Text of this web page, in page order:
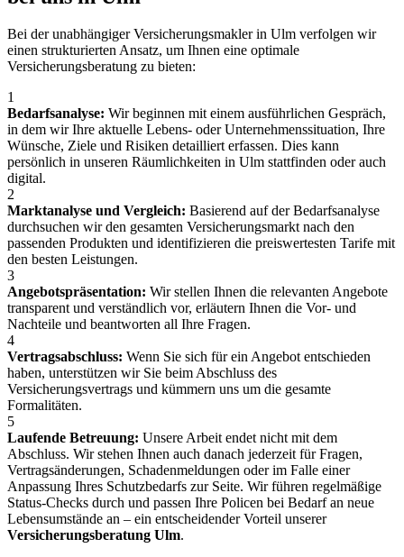
Bei der unabhängiger Versicherungsmakler in Ulm verfolgen wir
einen strukturierten Ansatz, um Ihnen eine optimale
Versicherungsberatung zu bieten:
1
Bedarfsanalyse: Wir beginnen mit einem ausführlichen Gespräch,
in dem wir Ihre aktuelle Lebens- oder Unternehmenssituation, Ihre
Wünsche, Ziele und Risiken detailliert erfassen. Dies kann
persönlich in unseren Räumlichkeiten in Ulm stattfinden oder auch
digital.
2
Marktanalyse und Vergleich: Basierend auf der Bedarfsanalyse
durchsuchen wir den gesamten Versicherungsmarkt nach den
passenden Produkten und identifizieren die preiswertesten Tarife mit
den besten Leistungen.
3
Angebotspräsentation: Wir stellen Ihnen die relevanten Angebote
transparent und verständlich vor, erläutern Ihnen die Vor- und
Nachteile und beantworten all Ihre Fragen.
4
Vertragsabschluss: Wenn Sie sich für ein Angebot entschieden
haben, unterstützen wir Sie beim Abschluss des
Versicherungsvertrags und kümmern uns um die gesamte
Formalitäten.
5
Laufende Betreuung: Unsere Arbeit endet nicht mit dem
Abschluss. Wir stehen Ihnen auch danach jederzeit für Fragen,
Vertragsänderungen, Schadenmeldungen oder im Falle einer
Anpassung Ihres Schutzbedarfs zur Seite. Wir führen regelmäßige
Status-Checks durch und passen Ihre Policen bei Bedarf an neue
Lebensumstände an – ein entscheidender Vorteil unserer
Versicherungsberatung Ulm.